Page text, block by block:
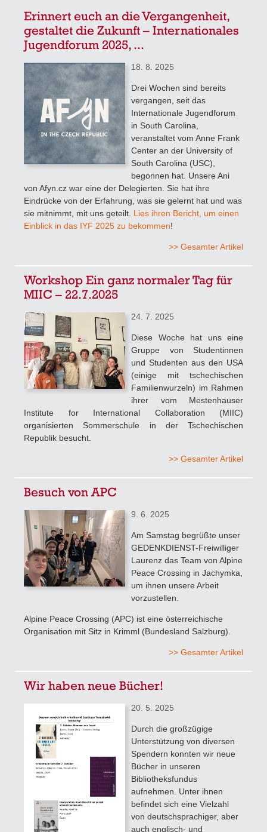
Erinnert euch an die Vergangenheit,
gestaltet die Zukunft – Internationales
Jugendforum 2025, ...
18. 8. 2025
Drei Wochen sind bereits
vergangen, seit das
Internationale Jugendforum
in South Carolina,
veranstaltet vom Anne Frank
Center an der University of
South Carolina (USC),
begonnen hat. Unsere Ani
von Afyn.cz war eine der Delegierten. Sie hat ihre
Eindrücke von der Erfahrung, was sie gelernt hat und was
sie mitnimmt, mit uns geteilt. Lies ihren Bericht, um einen
Einblick in das IYF 2025 zu bekommen!
>> Gesamter Artikel
Workshop Ein ganz normaler Tag für
MIIC – 22.7.2025
24. 7. 2025
Diese Woche hat uns eine
Gruppe von Studentinnen
und Studenten aus den USA
(einige mit tschechischen
Familienwurzeln) im Rahmen
ihrer vom Mestenhauser
Institute for International Collaboration (MIIC)
organisierten Sommerschule in der Tschechischen
Republik besucht.
>> Gesamter Artikel
Besuch von APC
9. 6. 2025
Am Samstag begrüßte unser
GEDENKDIENST-Freiwilliger
Laurenz das Team von Alpine
Peace Crossing in Jachymka,
um ihnen unsere Arbeit
vorzustellen.
Alpine Peace Crossing (APC) ist eine österreichische
Organisation mit Sitz in Krimml (Bundesland Salzburg).
>> Gesamter Artikel
Wir haben neue Bücher!
20. 5. 2025
Durch die großzügige
Unterstützung von diversen
Spendern konnten wir neue
Bücher in unseren
Bibliotheksfundus
aufnehmen. Unter ihnen
befindet sich eine Vielzahl
von deutschsprachiger, aber
auch englisch- und